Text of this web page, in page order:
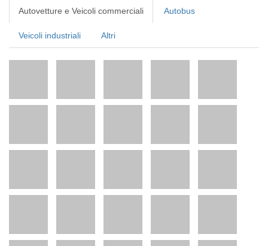
Autovetture e Veicoli commerciali Autobus
Veicoli industriali Altri